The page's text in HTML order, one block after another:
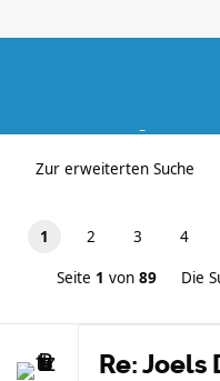
Zur erweiterten Suche
1 2 3 4
Seite 1 von 89 Die
Re: Joels